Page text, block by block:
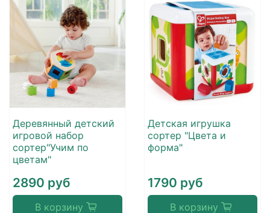
Деревянный детский
игровой набор
сортер"Учим по
цветам"
2890 руб
В корзину
Детская игрушка
сортер "Цвета и
форма"
1790 руб
В корзину